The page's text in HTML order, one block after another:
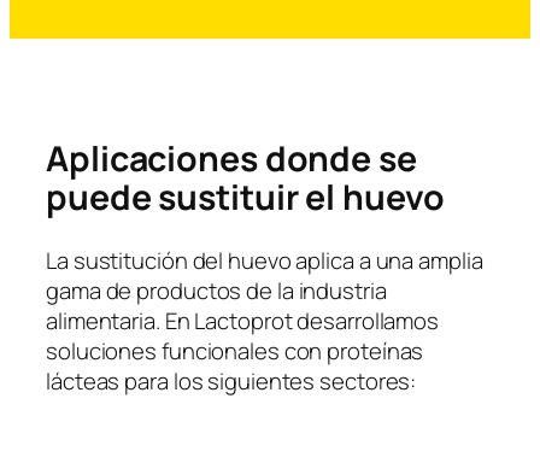
Aplicaciones donde se
puede sustituir el huevo
La sustitución del huevo aplica a una amplia
gama de productos de la industria
alimentaria. En Lactoprot desarrollamos
soluciones funcionales con proteínas
lácteas para los siguientes sectores: